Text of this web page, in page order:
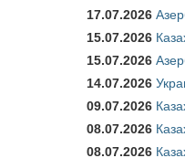
17.07.2026
15.07.2026
15.07.2026
14.07.2026
09.07.2026
08.07.2026
08.07.2026